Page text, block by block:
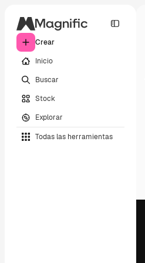
Crear
Inicio
Buscar
Stock
Explorar
Todas las herramientas